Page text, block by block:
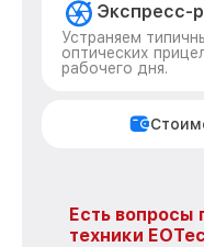
Экспресс-
Устраняем
оптических
рабочего дня.
Есть вопросы
техники